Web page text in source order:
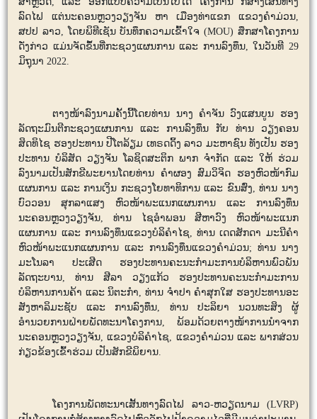
ລົດໄຟ ແຕ່ນະຄອນຫຼວງວຽງຈັນ ຫາ ເມືອງທ່າແຂກ ແຂວງຄຳມ່ວນ,
ສປປ ລາວ, ໂດຍພິທີເຊັນບັນທຶກຄວາມເຂົ້າໃຈ (MOU) ສຶກສາໂຄງການ
ດັ່ງກ່າວ ແມ່ນຈັດຂຶ້ນທີ່ກະຊວງແຜນການ ແລະ ການລົງທຶນ, ໃນວັນທີ 29
ມິຖຸນາ 2022.
ຕາງໜ້າລົງນາມຄັ້ງນີ້ໂດຍທ່ານ ນາງ ຄຳຈັນ ວົງແສນບູນ ຮອງ
ລັດຖະມົນຕີກະຊວງແຜນການ ແລະ ການລົງທຶນ ກັບ ທ່ານ ວຽງຄອນ
ສິດທິໄຊ ຮອງປະທານ ປີໂຕລ້ຽມ ເທຣດດິ້ງ ລາວ ມະຫາຊົນ ທັງເປັນ ຮອງ
ປະທານ ບໍລິສັດ ວຽງຈັນ ໂລຊິດສະຕິກ ພາກ ຈຳກັດ ແລະ ໃຫ້ ຮ່ວມ
ລົງນາມເປັນສັກຂີພະຍານໂດຍທ່ານ ຄຳຜອງ ສົມວິຈິດ ຮອງຫົວໜ້າກົມ
ແຜນການ ແລະ ການເງິນ ກະຊວງໂຍທາທິການ ແລະ ຂົນສົ່ງ, ທ່ານ ນາງ
ບົວວອນ ສຸກລາແສງ ຫົວໜ້າພະແນກແຜນການ ແລະ ການລົງທຶນ
ນະຄອນຫຼວງວຽງຈັນ, ທ່ານ ໄຊອຳພອນ ສີຫາວົງ ຫົວໜ້າພະແນກ
ແຜນການ ແລະ ການລົງທຶນແຂວງບໍລິຄຳໄຊ, ທ່ານ ເດດສັກດາ ມະນີຄຳ
ຫົວໜ້າພະແນກແຜນການ ແລະ ການລົງທຶນແຂວງຄຳມ່ວນ; ທ່ານ ນາງ
ມະໂນລາ ປະເສີດ ຮອງປະທານຄະນະກຳມະການບໍລິຫານພົວພັນ
ລັດຖະບານ, ທ່ານ ສີລາ ວຽງແກ້ວ ຮອງປະທານຄະນະກຳມະການ
ບໍລິຫານການຄ້າ ແລະ ນິຕະກຳ, ທ່ານ ຈຳປາ ຄຳສຸກໃສ ຮອງປະທານອະ
ສັງຫາລິມະຊັບ ແລະ ການລົງທຶນ, ທ່ານ ປະລິຍາ ນວນທະສິງ ຜູ້
ອຳນວຍການຝ່າຍພັດທະນາໂຄງການ,
ພ້ອມດ້ວຍຕາງໜ້າການນຳຈາກ
ນະຄອນຫຼວງວຽງຈັນ, ແຂວງບໍລິຄຳໄຊ, ແຂວງຄຳມ່ວນ ແລະ ພາກສ່ວນ
ກ່ຽວຂ້ອງເຂົ້າຮ່ວມ ເປັນສັກຂີພິຍານ.
ໂຄງການພັດທະນາເສັ້ນທາງລົດໄຟ ລາວ-ຫວຽດນາມ (LVRP)